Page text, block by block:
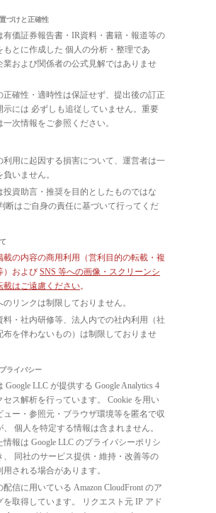
づけと正確性
有価証券報告書・IR資料・書籍・報道等の
もとに作成した 個人の分析・整理であ
業および関係者の公式見解ではありませ
正確性・適時性は保証せず、提出後の訂正
示には 必ずしも追従していません。重要
一次情報をご参照ください。
利用に起因する損害について、運営者は一
いません。
投資助言・推奨を目的としたものではな
断はご自身の責任に基づいて行ってくだ
載の内容の商用利用（営利目的の転載・複
）および SNS 等への画像・スクリーンシ
載はご遠慮ください。
リンクは制限しておりません。
料・社内研修等、法人内での社内利用（社
布を伴わないもの）は制限しておりませ
ライバシー
Google LLC が提供する Google Analytics 4
セス解析を行っています。 Cookie を用い
ュー・参照元・ブラウザ環境等を匿名で収
、 個人を特定する情報は含まれません。
情報は Google LLC のプライバシーポリシ
、 同社のサービス提供・維持・改善等の
用される場合があります。
信に用いている Amazon CloudFront のア
を取得しています。 リクエスト元 IP アド